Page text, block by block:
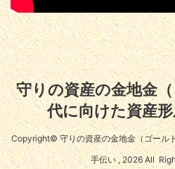
守りの資産の金地金
代に向けた資産
Copyright© 守りの資産の金地金（ゴール
手伝い , 2026 All